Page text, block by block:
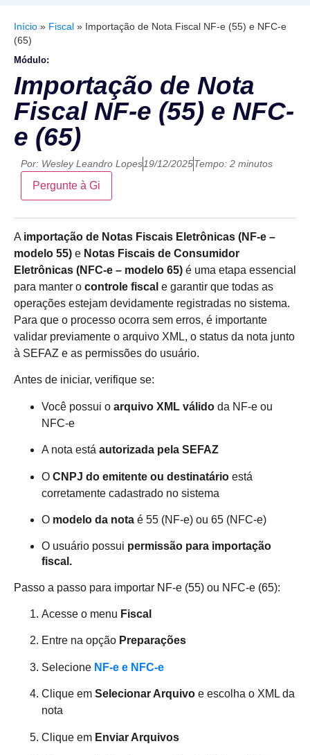
Início » Fiscal » Importação de Nota Fiscal NF-e (55) e NFC-e
(65)
Módulo:
Importação de Nota
Fiscal NF-e (55) e NFC-
e (65)
Por: Wesley Leandro Lopes19/12/2025Tempo: 2 minutos
Pergunte à Gi
A importação de Notas Fiscais Eletrônicas (NF-e –
modelo 55) e Notas Fiscais de Consumidor
Eletrônicas (NFC-e – modelo 65) é uma etapa essencial
para manter o controle fiscal e garantir que todas as
operações estejam devidamente registradas no sistema.
Para que o processo ocorra sem erros, é importante
validar previamente o arquivo XML, o status da nota junto
à SEFAZ e as permissões do usuário.
Antes de iniciar, verifique se:
Você possui o arquivo XML válido da NF-e ou
NFC-e
A nota está autorizada pela SEFAZ
O CNPJ do emitente ou destinatário está
corretamente cadastrado no sistema
O modelo da nota é 55 (NF-e) ou 65 (NFC-e)
O usuário possui permissão para importação
fiscal.
Passo a passo para importar NF-e (55) ou NFC-e (65):
Acesse o menu Fiscal
Entre na opção Preparações
Selecione NF-e e NFC-e
Clique em Selecionar Arquivo e escolha o XML da
nota
Clique em Enviar Arquivos